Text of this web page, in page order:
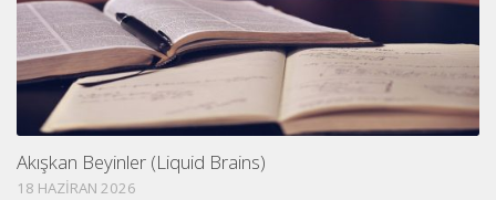
Akışkan Beyinler (Liquid Brains)
18 HAZIRAN 2026